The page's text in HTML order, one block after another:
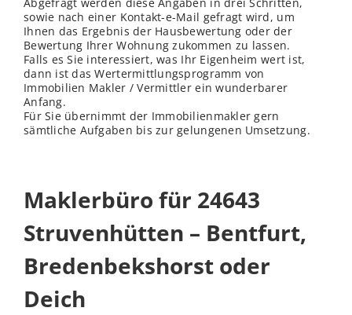
Abgefragt werden diese Angaben in drei Schritten,
sowie nach einer Kontakt-e-Mail gefragt wird, um
Ihnen das Ergebnis der Hausbewertung oder der
Bewertung Ihrer Wohnung zukommen zu lassen.
Falls es Sie interessiert, was Ihr Eigenheim wert ist,
dann ist das Wertermittlungsprogramm von
Immobilien Makler / Vermittler ein wunderbarer
Anfang.
Für Sie übernimmt der Immobilienmakler gern
sämtliche Aufgaben bis zur gelungenen Umsetzung.
Maklerbüro für 24643
Struvenhütten – Bentfurt,
Bredenbekshorst oder
Deich